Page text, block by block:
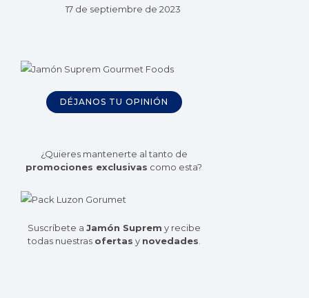
17 de septiembre de 2023
DÉJANOS TU OPINIÓN
¿Quieres mantenerte al tanto de
promociones exclusivas como esta?
Suscríbete a Jamón Suprem y recibe
todas nuestras ofertas y novedades